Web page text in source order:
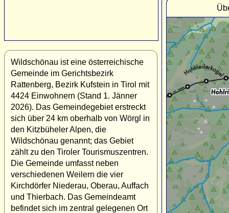
Wildschönau ist eine österreichische
Gemeinde im Gerichtsbezirk
Rattenberg, Bezirk Kufstein in Tirol mit
4424 Einwohnern (Stand 1. Jänner
2026). Das Gemeindegebiet erstreckt
sich über 24 km oberhalb von Wörgl in
den Kitzbüheler Alpen, die
Wildschönau genannt; das Gebiet
zählt zu den Tiroler Tourismuszentren.
Die Gemeinde umfasst neben
verschiedenen Weilern die vier
Kirchdörfer Niederau, Oberau, Auffach
und Thierbach. Das Gemeindeamt
befindet sich im zentral gelegenen Ort